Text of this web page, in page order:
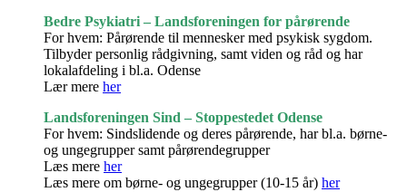
Bedre Psykiatri – Landsforeningen for pårørende
For hvem: Pårørende til mennesker med psykisk sygdom.
Tilbyder personlig rådgivning, samt viden og råd og har
lokalafdeling i bl.a. Odense
Lær mere her
Landsforeningen Sind – Stoppestedet Odense
For hvem: Sindslidende og deres pårørende, har bl.a. børne-
og ungegrupper samt pårørendegrupper
Læs mere her
Læs mere om børne- og ungegrupper (10-15 år) her